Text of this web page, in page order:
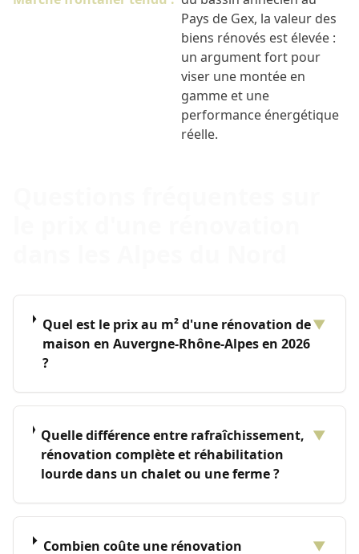
Pays de Gex, la valeur des
biens rénovés est élevée :
un argument fort pour
viser une montée en
gamme et une
performance énergétique
réelle.
Quel est le prix au m² d'une rénovation de
maison en Auvergne-Rhône-Alpes en 2026
?
▼
Quelle différence entre rafraîchissement,
rénovation complète et réhabilitation
lourde dans un chalet ou une ferme ?
▼
Combien coûte une rénovation
▼